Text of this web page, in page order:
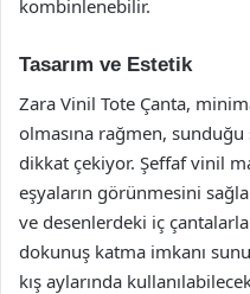
kombinlenebilir.
Tasarım ve Estetik
Zara Vinil Tote Çanta,
olmasına rağmen,
dikkat çekiyor. Şeffaf vinil
eşyaların görünmesini
ve desenlerdeki iç
dokunuş katma imkanı
kış aylarında